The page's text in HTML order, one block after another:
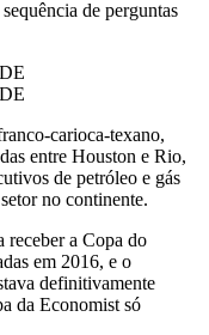
de perguntas
carioca-texano,
entre Houston e Rio,
de petróleo e gás
no continente.
receber a Copa do
em 2016, e o
definitivamente
da Economist só